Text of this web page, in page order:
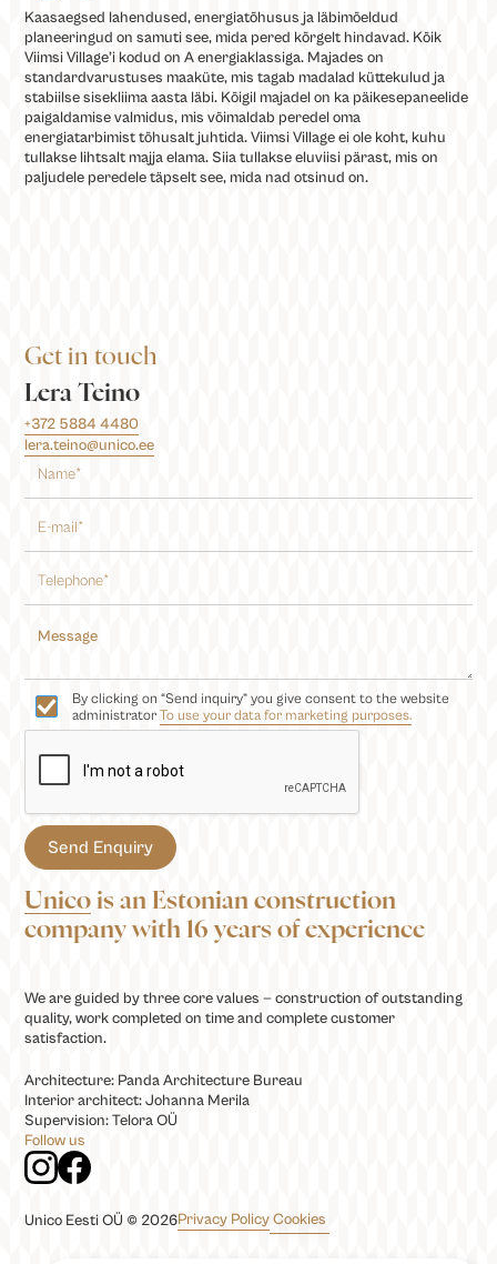
Kaasaegsed lahendused, energiatõhusus ja läbimõeldud
planeeringud on samuti see, mida pered kõrgelt hindavad. Kõik
Viimsi Village’i kodud on A energiaklassiga. Majades on
standardvarustuses maaküte, mis tagab madalad küttekulud ja
stabiilse sisekliima aasta läbi. Kõigil majadel on ka päikesepaneelide
paigaldamise valmidus, mis võimaldab peredel oma
energiatarbimist tõhusalt juhtida. Viimsi Village ei ole koht, kuhu
tullakse lihtsalt majja elama. Siia tullakse eluviisi pärast, mis on
paljudele peredele täpselt see, mida nad otsinud on.
Unico is an Estonian construction
company with 16 years of experience
We are guided by three core values — construction of outstanding
quality, work completed on time and complete customer
satisfaction.
Architecture: Panda Architecture Bureau
Interior architect: Johanna Merila
Supervision: Telora OÜ
Follow us
Unico Eesti OÜ © 2026Privacy Policy Cookies
Get in touch
Lera Teino
+372 5884 4480
lera.teino@unico.ee
By clicking on “Send inquiry” you give consent to the website
administratorTo use your data for marketing purposes.